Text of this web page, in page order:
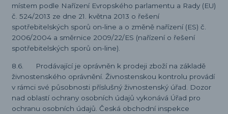
místem podle Nařízení Evropského parlamentu a Rady (EU)
č. 524/2013 ze dne 21. května 2013 o řešení
spotřebitelských sporů on-line a o změně nařízení (ES) č.
2006/2004 a směrnice 2009/22/ES (nařízení o řešení
spotřebitelských sporů on-line).
8.6. Prodávající je oprávněn k prodeji zboží na základě
živnostenského oprávnění. Živnostenskou kontrolu provádí
v rámci své působnosti příslušný živnostenský úřad. Dozor
nad oblastí ochrany osobních údajů vykonává Úřad pro
ochranu osobních údajů. Česká obchodní inspekce